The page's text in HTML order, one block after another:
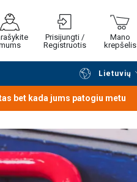
Prisijungti /
Registruotis
Mano
krepšelis
Lietuvių
Tęsti pirkimą
bet kada jums patogiu metu